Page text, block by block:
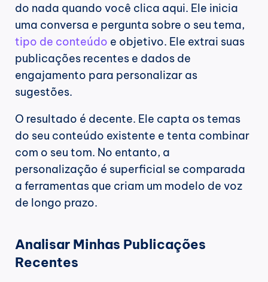
do nada quando você clica aqui. Ele inicia
tipo de conteúdo e objetivo. Ele extrai suas
publicações recentes e dados de
engajamento para personalizar as
sugestões.
O resultado é decente. Ele capta os temas
do seu conteúdo existente e tenta combinar
com o seu tom. No entanto, a
personalização é superficial se comparada
a ferramentas que criam um modelo de voz
de longo prazo.
Analisar Minhas Publicações
Recentes